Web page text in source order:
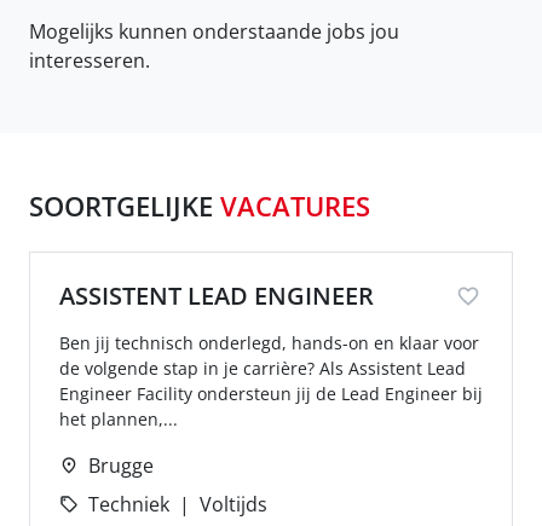
Mogelijks kunnen onderstaande jobs jou
interesseren.
SOORTGELIJKE VACATURES
ASSISTENT LEAD ENGINEER
Ben jij technisch onderlegd, hands-on en klaar voor
de volgende stap in je carrière? Als Assistent Lead
Engineer Facility ondersteun jij de Lead Engineer bij
het plannen,...
Brugge
Techniek
Voltijds